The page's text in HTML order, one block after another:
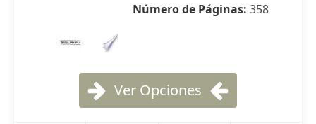
Número de Páginas: 358
Ver Opciones